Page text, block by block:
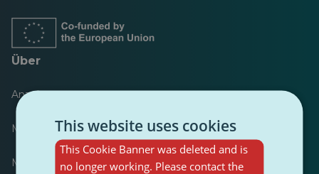
Registerkarte
Registerkarte
Registerkarte
Registerkarte
Registerkarte
Über
Anzeiger
Meist veröffentlicht
Meist befolgt
This website uses cookies
This Cookie Banner was deleted and is
no longer working. Please contact the